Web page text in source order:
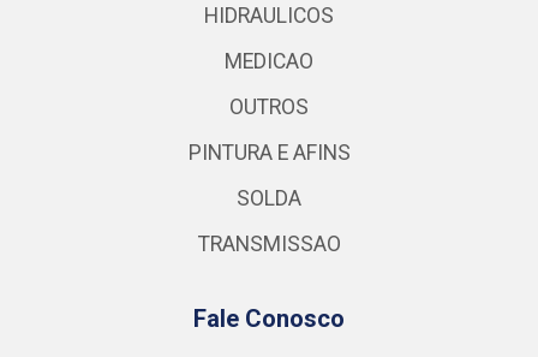
HIDRAULICOS
MEDICAO
OUTROS
PINTURA E AFINS
SOLDA
TRANSMISSAO
Fale Conosco